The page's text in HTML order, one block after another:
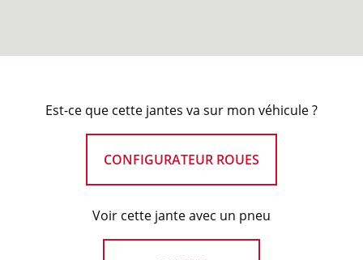
Est-ce que cette jantes va sur mon véhicule ?
CONFIGURATEUR ROUES
Voir cette jante avec un pneu